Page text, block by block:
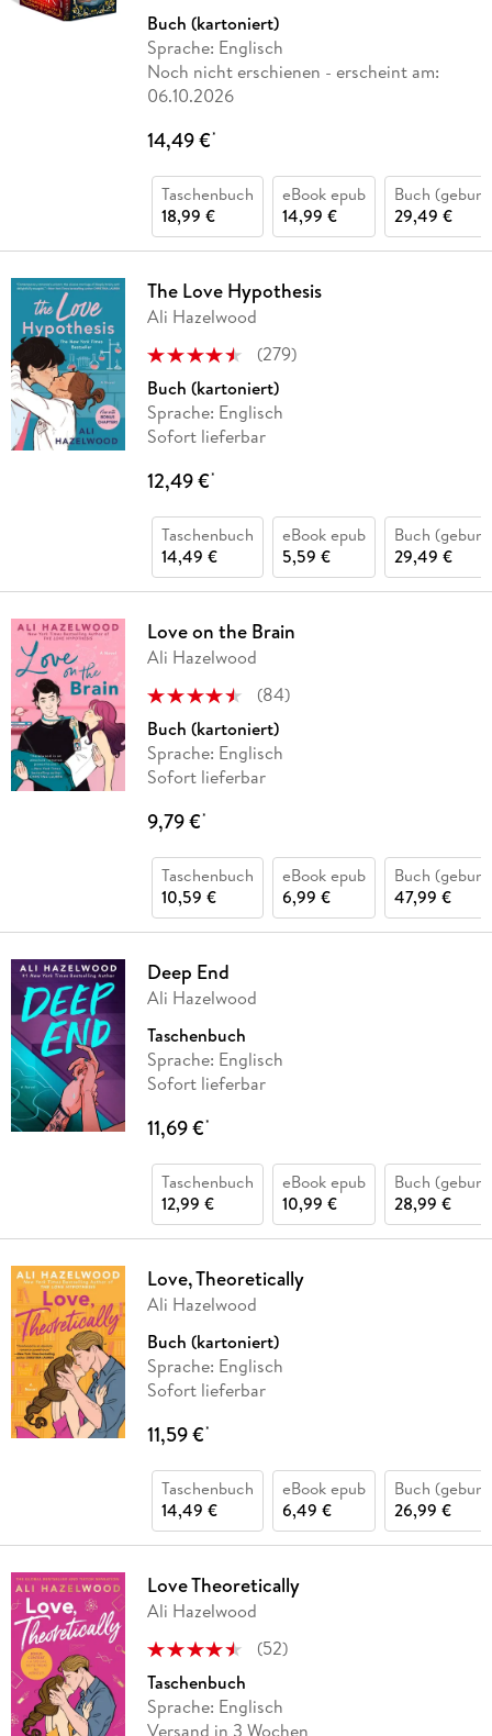
Buch (kartoniert)
Sprache: Englisch
Noch nicht erschienen - erscheint am:
06.10.2026
14,49 €*
Taschenbuch
18,99 €
eBook epub
14,99 €
Buch
29,49 €
The Love Hypothesis
Ali Hazelwood
(279)
Buch (kartoniert)
Sprache: Englisch
Sofort lieferbar
12,49 €*
Taschenbuch
14,49 €
eBook epub
5,59 €
Buch
29,49 €
Love on the Brain
Ali Hazelwood
(84)
Buch (kartoniert)
Sprache: Englisch
Sofort lieferbar
9,79 €*
Taschenbuch
10,59 €
eBook epub
6,99 €
Buch
47,99 €
Deep End
Ali Hazelwood
Taschenbuch
Sprache: Englisch
Sofort lieferbar
11,69 €*
Taschenbuch
12,99 €
eBook epub
10,99 €
Buch
28,99 €
Love, Theoretically
Ali Hazelwood
Buch (kartoniert)
Sprache: Englisch
Sofort lieferbar
11,59 €*
Taschenbuch
14,49 €
eBook epub
6,49 €
Buch
26,99 €
Love Theoretically
Ali Hazelwood
(52)
Taschenbuch
Sprache: Englisch
Versand in 3 Wochen